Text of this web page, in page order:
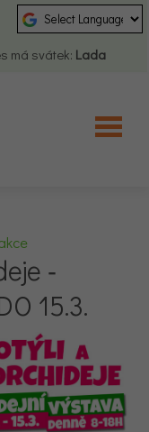
má svátek: Lada
‑
15.3.